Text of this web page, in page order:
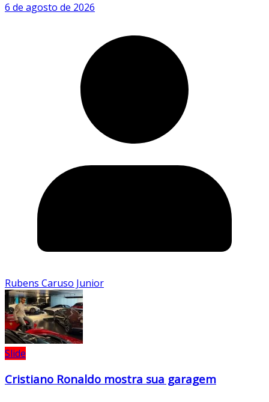
6 de agosto de 2026
Rubens Caruso Junior
Slide
Cristiano Ronaldo mostra sua garagem